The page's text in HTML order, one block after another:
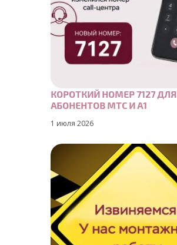
КОРОТКИЙ НОМЕР 7127 ДЛЯ
АБОНЕНТОВ МТС И А1
1 июля 2026